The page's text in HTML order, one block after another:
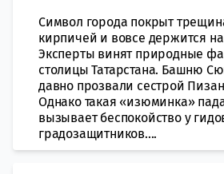
Символ города покрыт
кирпичей и вовсе держится
Эксперты винят природные
столицы Татарстана. Башню
давно прозвали сестрой
Однако такая «изюминка»
вызывает беспокойство у
градозащитников....